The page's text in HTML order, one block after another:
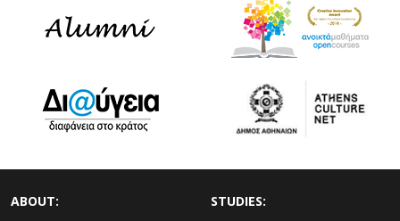
ABOUT: STUDIES: